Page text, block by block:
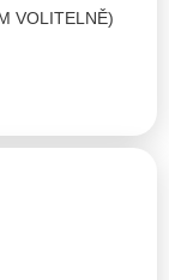
VOLITELNĚ)